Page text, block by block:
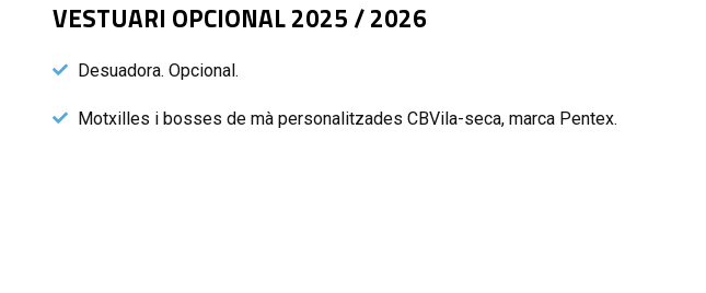
VESTUARI OPCIONAL 2025 / 2026
Desuadora. Opcional.
Motxilles i bosses de mà personalitzades CBVila-seca, marca Pentex.